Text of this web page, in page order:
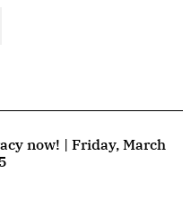
now! | Friday, March